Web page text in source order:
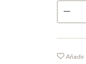
● 55%
●
● Añadir